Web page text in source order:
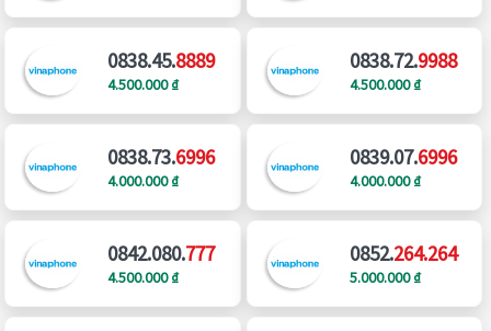
0838.45.8889
4.500.000 ₫
0838.72.9988
4.500.000 ₫
0838.73.6996
4.000.000 ₫
0839.07.6996
4.000.000 ₫
0842.080.777
4.500.000 ₫
0852.264.264
5.000.000 ₫